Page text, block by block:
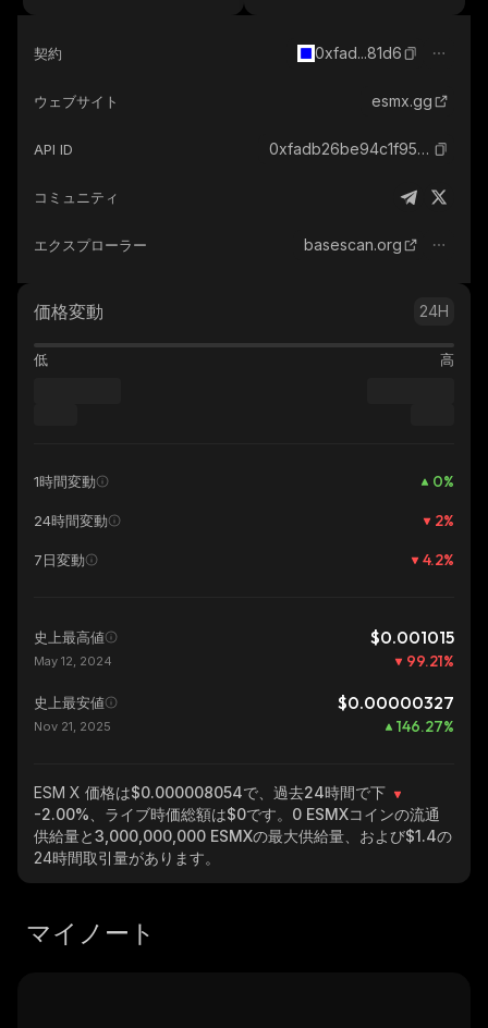
契約 0xfad...81d6
ウェブサイト esmx.gg
API ID 0xfadb26be94c1f959f900bf88cd396b3e803481d6_base
コミュニティ
エクスプローラー basescan.org
価格変動 24H
低 高
1時間変動 0%
24時間変動 2%
7日変動 4.2%
史上最高値 $0.001015
May 12, 2024 99.21%
史上最安値 $0.00000327
Nov 21, 2025 146.27%
ESM X 価格は$0.000008054で、過去24時間で下
-2.00% 、ライブ時価総額は$0です。 0 ESMXコインの流通
供給量と3,000,000,000 ESMXの最大供給量、および$1.4の
24時間取引量があります。
マイノート